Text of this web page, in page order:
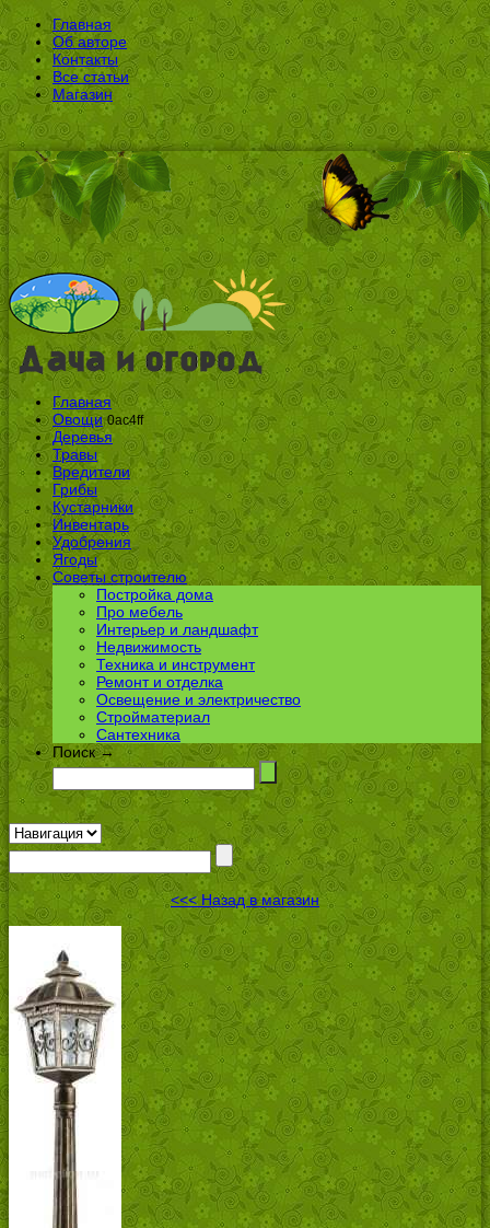
Главная
Об авторе
Контакты
Все статьи
Магазин
Главная
Овощи 0ac4ff
Деревья
Травы
Вредители
Грибы
Кустарники
Инвентарь
Удобрения
Ягоды
Советы строителю
Постройка дома
Про мебель
Интерьер и ландшафт
Недвижимость
Техника и инструмент
Ремонт и отделка
Освещение и электричество
Стройматериал
Сантехника
Поиск →
<<< Назад в магазин